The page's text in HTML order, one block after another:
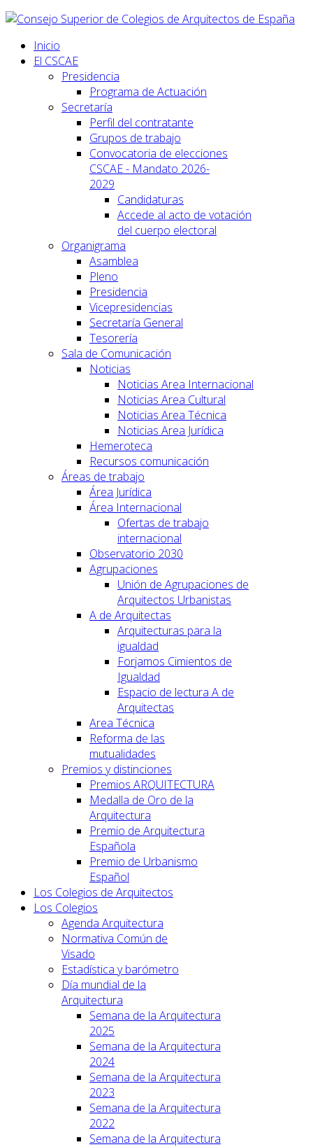
Inicio
El CSCAE
Presidencia
Programa de Actuación
Secretaría
Perfil del contratante
Grupos de trabajo
Convocatoria de elecciones
CSCAE - Mandato 2026-
2029
Candidaturas
Accede al acto de votación
del cuerpo electoral
Organigrama
Asamblea
Pleno
Presidencia
Vicepresidencias
Secretaría General
Tesorería
Sala de Comunicación
Noticias
Noticias Area Internacional
Noticias Area Cultural
Noticias Area Técnica
Noticias Area Jurídica
Hemeroteca
Recursos comunicación
Áreas de trabajo
Área Jurídica
Área Internacional
Ofertas de trabajo
internacional
Observatorio 2030
Agrupaciones
Unión de Agrupaciones de
Arquitectos Urbanistas
A de Arquitectas
Arquitecturas para la
igualdad
Forjamos Cimientos de
Igualdad
Espacio de lectura A de
Arquitectas
Area Técnica
Reforma de las
mutualidades
Premios y distinciones
Premios ARQUITECTURA
Medalla de Oro de la
Arquitectura
Premio de Arquitectura
Española
Premio de Urbanismo
Español
Los Colegios de Arquitectos
Los Colegios
Agenda Arquitectura
Normativa Común de
Visado
Estadística y barómetro
Día mundial de la
Arquitectura
Semana de la Arquitectura
2025
Semana de la Arquitectura
2024
Semana de la Arquitectura
2023
Semana de la Arquitectura
2022
Semana de la Arquitectura